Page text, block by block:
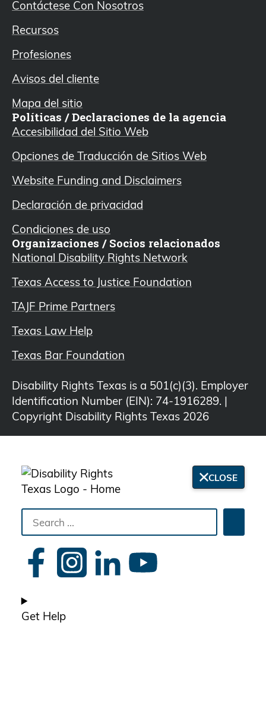
Contáctese Con Nosotros
Recursos
Profesiones
Avisos del cliente
Mapa del sitio
Políticas / Declaraciones de la agencia
Accesibilidad del Sitio Web
Opciones de Traducción de Sitios Web
Website Funding and Disclaimers
Declaración de privacidad
Condiciones de uso
Organizaciones / Socios relacionados
National Disability Rights Network
Texas Access to Justice Foundation
TAJF Prime Partners
Texas Law Help
Texas Bar Foundation
Disability Rights Texas is a 501(c)(3). Employer
Identification Number (EIN): 74-1916289. |
Copyright Disability Rights Texas 2026
CLOSE
Search
the
site
Get Help